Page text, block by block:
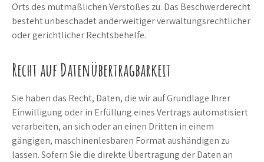
Orts des mutmaßlichen Verstoßes zu. Das Beschwerderecht
besteht unbeschadet anderweitiger verwaltungsrechtlicher
oder gerichtlicher Rechtsbehelfe.
Recht auf Datenübertragbarkeit
Sie haben das Recht, Daten, die wir auf Grundlage Ihrer
Einwilligung oder in Erfüllung eines Vertrags automatisiert
verarbeiten, an sich oder an einen Dritten in einem
gängigen, maschinenlesbaren Format aushändigen zu
lassen. Sofern Sie die direkte Übertragung der Daten an